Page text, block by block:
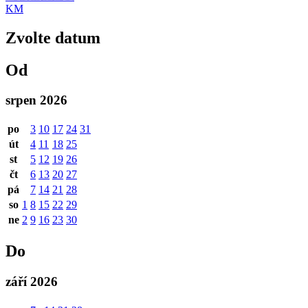
KM
Zvolte datum
Od
srpen 2026
po 3 10 17 24 31
út
4 11 18 25
st
5 12 19 26
čt
6 13 20 27
pá
7 14 21 28
so 1 8 15 22 29
ne 2 9 16 23 30
Do
září 2026